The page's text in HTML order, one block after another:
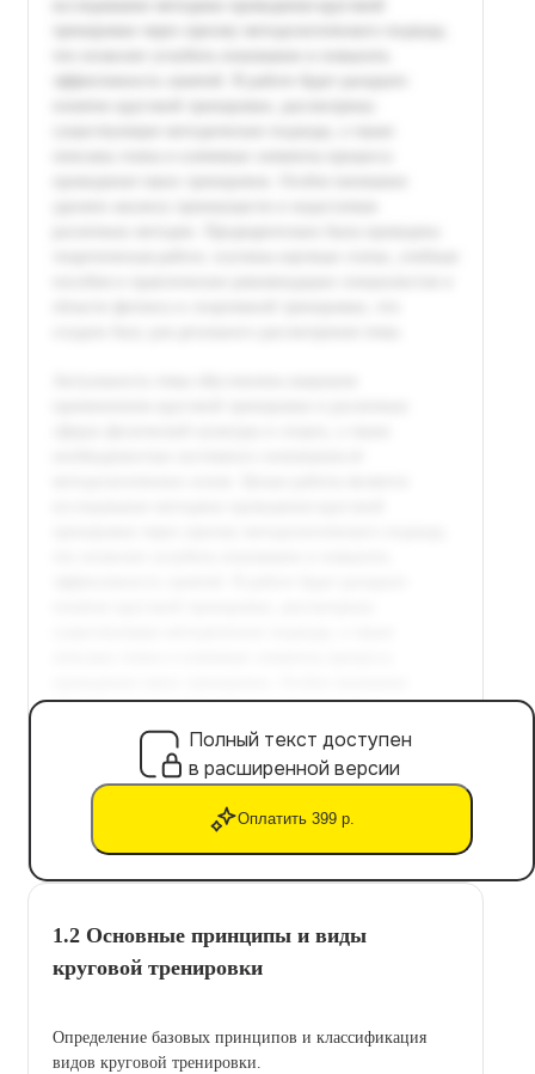
Полный текст доступен
в расширенной версии
Оплатить 399 р.
1.2 Основные принципы и виды
круговой тренировки
Определение базовых принципов и классификация
видов круговой тренировки.